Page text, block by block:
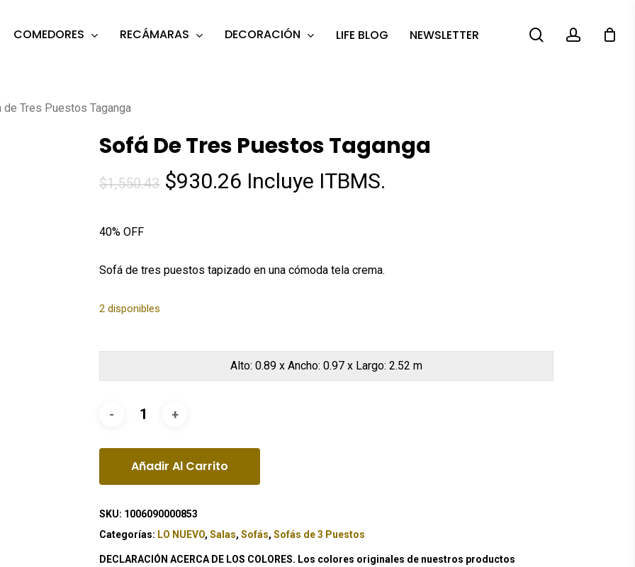
COMEDORES RECÁMARAS DECORACIÓN LIFE BLOG NEWSLETTER searchaccount
de Tres Puestos Taganga
Sofá De Tres Puestos Taganga
$1,550.43 El
$1,550.43.
$930.26 El
$930.26.
Incluye ITBMS.
40% OFF
Sofá de tres puestos tapizado en una cómoda tela crema.
2 disponibles
Alto: 0.89 x Ancho: 0.97 x Largo: 2.52 m
Añadir Al Carrito
SKU: 1006090000853
Categorías: LO NUEVO,Salas,Sofás,Sofás de 3 Puestos
DECLARACIÓN ACERCA DE LOS COLORES. Los colores originales de nuestros productos